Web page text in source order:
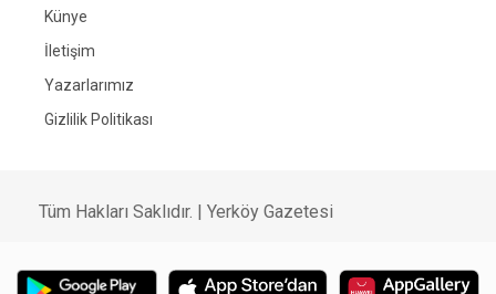
Künye
İletişim
Yazarlarımız
Gizlilik Politikası
Tüm Hakları Saklıdır. | Yerköy Gazetesi